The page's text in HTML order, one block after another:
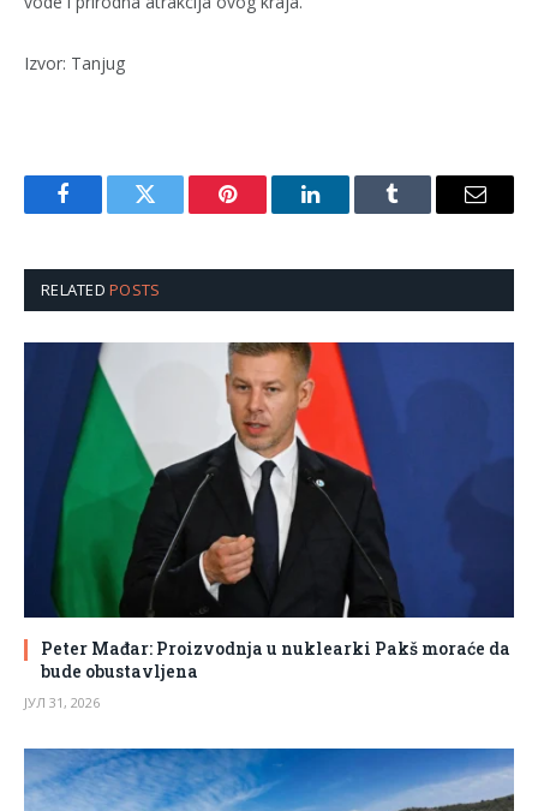
Izvor: Tanjug
FacebookTwitter Pinterest LinkedInTumblr Email
RELATEDPOSTS
Peter Mađar: Proizvodnja u nuklearki Pakš moraće da
bude obustavljena
ЈУЛ 31, 2026